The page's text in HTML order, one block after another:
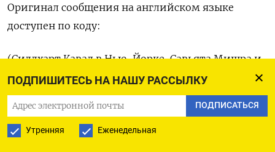
ПОДПИШИТЕСЬ НА НАШУ РАССЫЛКУ
ПОДПИСАТЬСЯ
Утренняя Еженедельная
Оригинал сообщения на английском языке
доступен по коду:
(Сиддхарт Кавал в Нью-Йорке, Савьята Мишра и
Ананья Мариам Раджеш в Бангалоре)
ПОДПИСАТЬСЯ НА ТЕЛЕГРАМ